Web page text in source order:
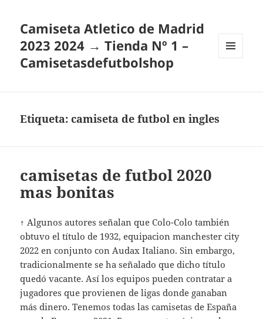
Camiseta Atletico de Madrid
2023 2024 → Tienda Nº 1 –
Camisetasdefutbolshop
Etiqueta:camiseta de futbol en ingles
camisetas de futbol 2020
mas bonitas
↑ Algunos autores señalan que Colo-Colo también
obtuvo el título de 1932, equipacion manchester city
2022 en conjunto con Audax Italiano. Sin embargo,
tradicionalmente se ha señalado que dicho título
quedó vacante. Así los equipos pueden contratar a
jugadores que provienen de ligas donde ganaban
más dinero. Tenemos todas las camisetas de España